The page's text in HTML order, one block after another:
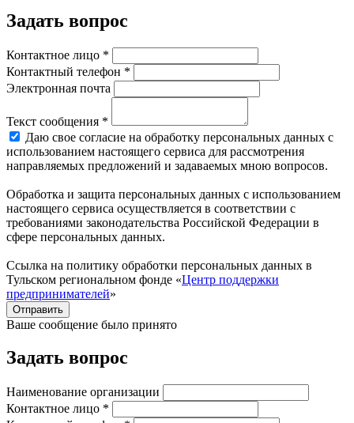
Задать вопрос
Контактное лицо *
Контактный телефон *
Электронная почта
Текст сообщения *
Даю свое согласие на обработку персональных данных с
использованием настоящего сервиса для рассмотрения
направляемых предложений и задаваемых мною вопросов.
Обработка и защита персональных данных с использованием
настоящего сервиса осуществляется в соответствии с
требованиями законодательства Российской Федерации в
сфере персональных данных.
Ссылка на политику обработки персональных данных в
Тульском региональном фонде «Центр поддержки
предпринимателей»
Отправить
Ваше сообщение было принято
Задать вопрос
Наименование организации
Контактное лицо *